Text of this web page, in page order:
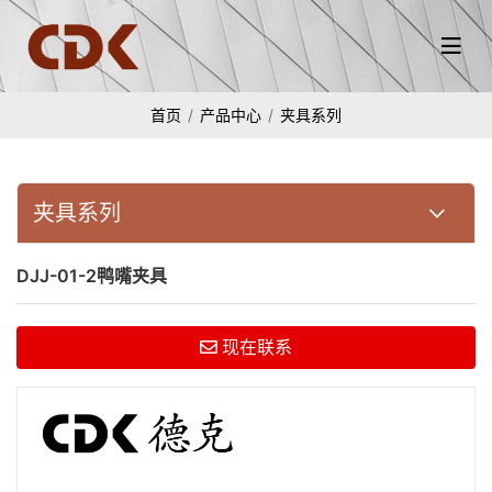
首页 产品中心 夹具系列
夹具系列
DJJ-01-2鸭嘴夹具
现在联系